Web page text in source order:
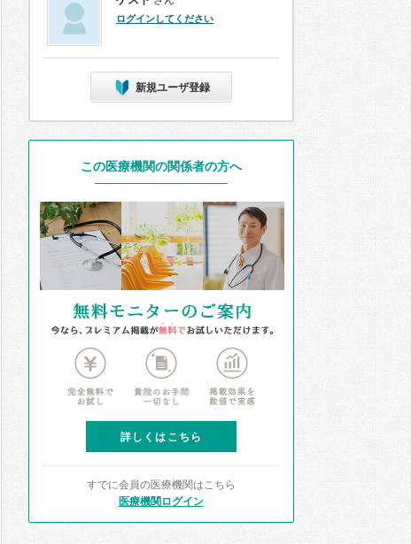
ログインしてください
新規ユーザ登録
この医療機関の関係者の方へ
詳しくはこちら
すでに会員の医療機関はこちら
医療機関ログイン